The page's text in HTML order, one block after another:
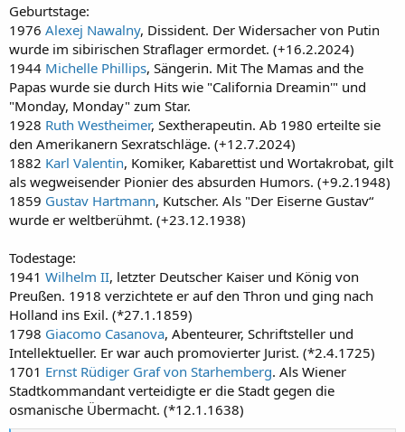
:
Geburtstage:
1976 Alexej Nawalny, Dissident. Der Widersacher von Putin
wurde im sibirischen Straflager ermordet. (+16.2.2024)
1944 Michelle Phillips, Sängerin. Mit The Mamas and the
Papas wurde sie durch Hits wie "California Dreamin'" und
"Monday, Monday" zum Star.
1928 Ruth Westheimer, Sextherapeutin. Ab 1980 erteilte sie
den Amerikanern Sexratschläge. (+12.7.2024)
1882 Karl Valentin, Komiker, Kabarettist und Wortakrobat, gilt
als wegweisender Pionier des absurden Humors. (+9.2.1948)
1859 Gustav Hartmann, Kutscher. Als "Der Eiserne Gustav“
wurde er weltberühmt. (+23.12.1938)
Todestage:
1941 Wilhelm II, letzter Deutscher Kaiser und König von
Preußen. 1918 verzichtete er auf den Thron und ging nach
Holland ins Exil. (*27.1.1859)
1798 Giacomo Casanova, Abenteurer, Schriftsteller und
Intellektueller. Er war auch promovierter Jurist. (*2.4.1725)
1701 Ernst Rüdiger Graf von Starhemberg. Als Wiener
Stadtkommandant verteidigte er die Stadt gegen die
osmanische Übermacht. (*12.1.1638)